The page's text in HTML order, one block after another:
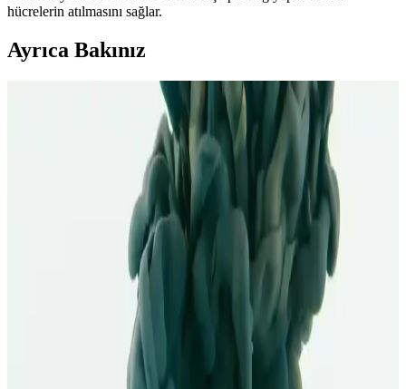
hücrelerin atılmasını sağlar.
Ayrıca Bakınız
Salisilik Asit ile Cilt Problemlerine Etkili Çözüm ve
Kullanım Yöntemleri
Salisilik asit, akne ve siyah noktalarla mücadelede etkili olup,
gözenekleri temizler ve cilt sağlığını destekler. Doğru kullanım ve
dikkat edilmesi gerekenler ile sağlıklı ciltlere ulaşmak mümkün.
Salisilik Asidin Cilt Üzerindeki Peeling Etkisi ve
Akne, Yağlı Ciltler İçin Faydaları
Salisilik asit, ciltte ölü hücreleri atar, gözenekleri temizler ve akneye
karşı etkilidir. Güneş koruyucu ile kullanımı önemli, uzman
gözetiminde en iyi sonuçlar alınır.
Akneye Uygun Sabunlar: Doğru Ürün Seçimiyle
Cilt Sağlığını Destekleme Rehberi